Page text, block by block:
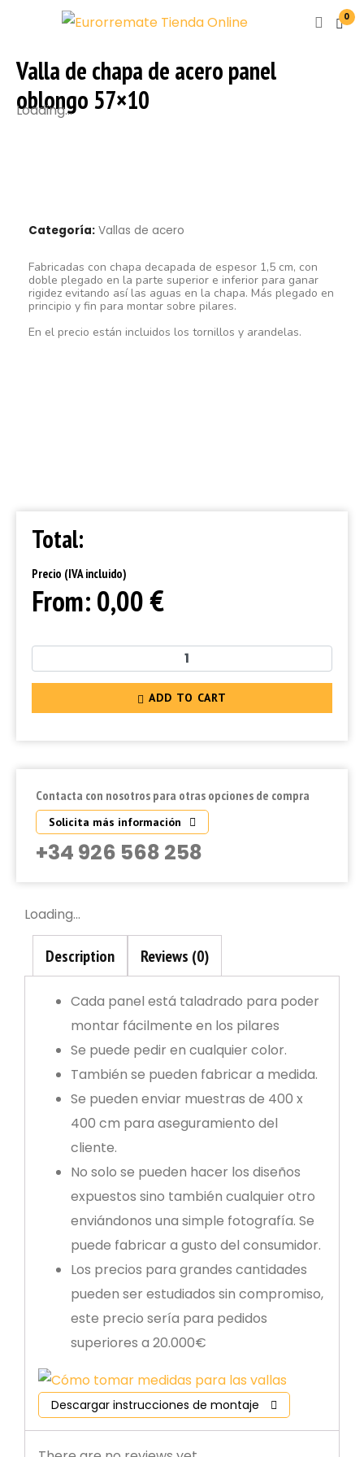
0
Valla de chapa de acero panel
oblongo 57×10
Loading...
Categoría: Vallas de acero
Fabricadas con chapa decapada de espesor 1,5 cm, con
doble plegado en la parte superior e inferior para ganar
rigidez evitando así las aguas en la chapa. Más plegado en
principio y fin para montar sobre pilares.
En el precio están incluidos los tornillos y arandelas.
Total:
Precio (IVA incluido)
From:0,00€
ADD TO CART
Contacta con nosotros para otras opciones de compra
Solicita más información
+34 926 568 258
Loading...
Description Reviews (0)
Cada panel está taladrado para poder
montar fácilmente en los pilares
Se puede pedir en cualquier color.
También se pueden fabricar a medida.
Se pueden enviar muestras de 400 x
400 cm para aseguramiento del
cliente.
No solo se pueden hacer los diseños
expuestos sino también cualquier otro
enviándonos una simple fotografía. Se
puede fabricar a gusto del consumidor.
Los precios para grandes cantidades
pueden ser estudiados sin compromiso,
este precio sería para pedidos
superiores a 20.000€
Descargar instrucciones de montaje